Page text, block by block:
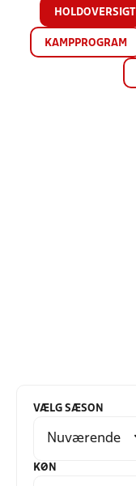
HOLDOVERSIGT
KAMPPROGRAM
VÆLG SÆSON
KØN